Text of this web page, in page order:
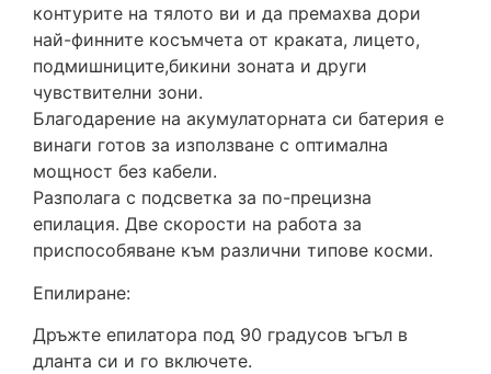
контурите на тялото ви и да премахва дори
най-финните косъмчета от краката, лицето,
подмишниците,бикини зоната и други
чувствителни зони.
Благодарение на акумулаторната си батерия е
винаги готов за използване с оптимална
мощност без кабели.
Разполага с подсветка за по-прецизна
епилация. Две скорости на работа за
приспособяване към различни типове косми.
Епилиране:
Дръжте епилатора под 90 градусов ъгъл в
дланта си и го включете.